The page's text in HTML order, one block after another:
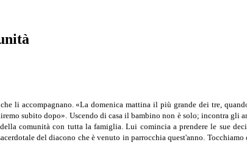
li accompagnano. «La domenica mattina il più grande dei tre,
subito dopo». Uscendo di casa il bambino non è solo; incontra gli
comunità con tutta la famiglia. Lui comincia a prendere le sue
del diacono che è venuto in parrocchia quest'anno.